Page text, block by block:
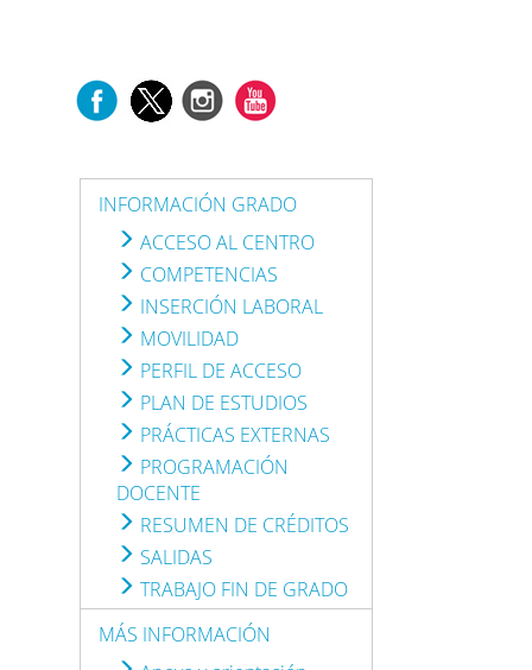
INFORMACIÓN GRADO
ACCESO AL CENTRO
COMPETENCIAS
INSERCIÓN LABORAL
MOVILIDAD
PERFIL DE ACCESO
PLAN DE ESTUDIOS
PRÁCTICAS EXTERNAS
PROGRAMACIÓN
DOCENTE
RESUMEN DE CRÉDITOS
SALIDAS
TRABAJO FIN DE GRADO
MÁS INFORMACIÓN